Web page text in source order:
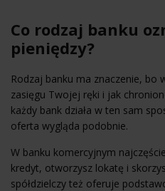
Co rodzaj banku
pieniędzy?
Rodzaj banku ma znaczenie, bo
zasięgu Twojej ręki i jak
każdy bank działa w ten sam
oferta wygląda podobnie.
W banku komercyjnym
kredyt, otworzysz lokatę i
spółdzielczy też oferuje